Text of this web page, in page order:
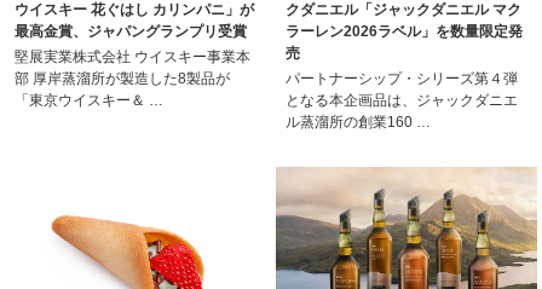
ウイスキー 花ぐはし カリンパニ」が
最高金賞、ジャパングランプリ受賞
堅展実業株式会社 ウイスキー事業本
部 厚岸蒸溜所が製造した8製品が
「東京ウイスキー＆ …
クダニエル「ジャックダニエル マク
ラーレン2026ラベル」を数量限定発
売
パートナーシップ・シリーズ第４弾
となる本企画品は、ジャックダニエ
ル蒸溜所の創業160 …